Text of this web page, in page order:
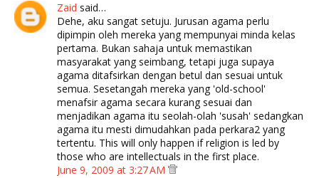
Zaid said…
Dehe, aku sangat setuju. Jurusan agama perlu
dipimpin oleh mereka yang mempunyai minda kelas
pertama. Bukan sahaja untuk memastikan
masyarakat yang seimbang, tetapi juga supaya
agama ditafsirkan dengan betul dan sesuai untuk
semua. Sesetangah mereka yang 'old-school'
menafsir agama secara kurang sesuai dan
menjadikan agama itu seolah-olah 'susah' sedangkan
agama itu mesti dimudahkan pada perkara2 yang
tertentu. This will only happen if religion is led by
those who are intellectuals in the first place.
June 9, 2009 at 3:27 AM